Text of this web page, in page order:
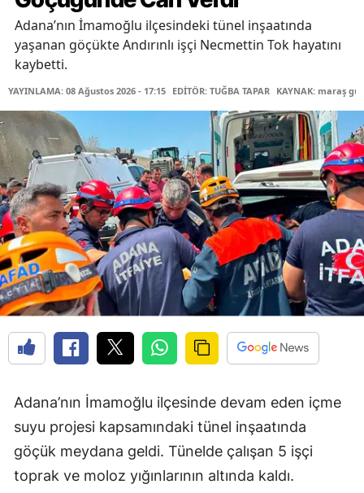
Adana’nın İmamoğlu ilçesindeki tünel inşaatında
yaşanan göçükte Andırınlı işçi Necmettin Tok hayatını
kaybetti.
YAYINLAMA: 08 Ağustos 2026 - 17:15 EDİTÖR: TUĞBA TAPAR KAYNAK: maraş
Adana’nın İmamoğlu ilçesinde devam eden içme
suyu projesi kapsamındaki tünel inşaatında
göçük meydana geldi. Tünelde çalışan 5 işçi
toprak ve moloz yığınlarının altında kaldı.